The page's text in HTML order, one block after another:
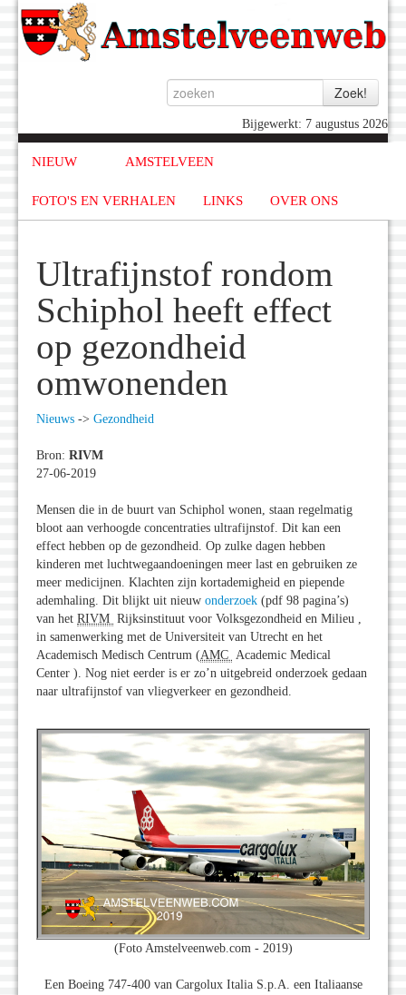
Bijgewerkt: 7 augustus 2026
NIEUW AMSTELVEEN
FOTO'S EN VERHALEN LINKS OVER ONS
Ultrafijnstof rondom
Schiphol heeft effect
op gezondheid
omwonenden
Nieuws -> Gezondheid
Bron: RIVM
27-06-2019
Mensen die in de buurt van Schiphol wonen, staan regelmatig
bloot aan verhoogde concentraties ultrafijnstof. Dit kan een
effect hebben op de gezondheid. Op zulke dagen hebben
kinderen met luchtwegaandoeningen meer last en gebruiken ze
meer medicijnen. Klachten zijn kortademigheid en piepende
ademhaling. Dit blijkt uit nieuw onderzoek (pdf 98 pagina’s)
van het RIVM Rijksinstituut voor Volksgezondheid en Milieu ,
in samenwerking met de Universiteit van Utrecht en het
Academisch Medisch Centrum (AMC Academic Medical
Center ). Nog niet eerder is er zo’n uitgebreid onderzoek gedaan
naar ultrafijnstof van vliegverkeer en gezondheid.
(Foto Amstelveenweb.com - 2019)
Een Boeing 747-400 van Cargolux Italia S.p.A. een Italiaanse